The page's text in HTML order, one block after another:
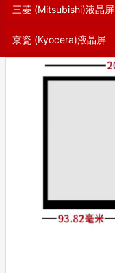
三菱 (Mitsubishi)液晶屏
京瓷 (Kyocera)液晶屏
组装液晶屏